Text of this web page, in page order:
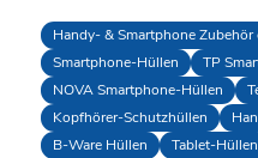
Handy- & Smartphone Zubehör
Smartphone-Hüllen
TP
NOVA Smartphone-Hüllen
Kopfhörer-Schutzhüllen
B-Ware Hüllen
Tablet-Hüllen